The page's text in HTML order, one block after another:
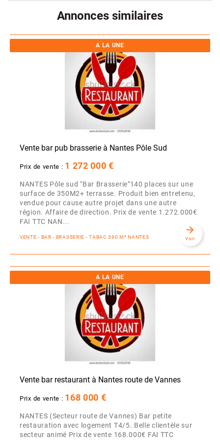
Annonces similaires
A LA UNE
Vente bar pub brasserie à Nantes Pôle Sud
Prix de vente : 1 272 000 €
NANTES Pôle sud "Bar Brasserie"140 places sur une
surface de 350M2+ terrasse. Produit bien entretenu,
vendue pour cause autre projet dans une autre
région. Affaire de direction. Prix de vente 1.272.000€
FAI TTC NAN...
VENTE - BAR - BRASSERIE - TABAC 390 M² NANTES
arrow_forward
Voir
A LA UNE
Vente bar restaurant à Nantes route de Vannes
Prix de vente : 168 000 €
NANTES (Secteur route de Vannes) Bar petite
restauration avec logement T4/5. Belle clientèle sur
secteur animé Prix de vente 168.000€ FAI TTC